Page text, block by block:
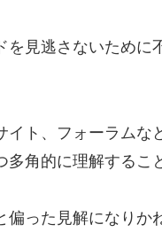
見逃さないために
イト、フォーラム
角的に理解するこ
った見解になり